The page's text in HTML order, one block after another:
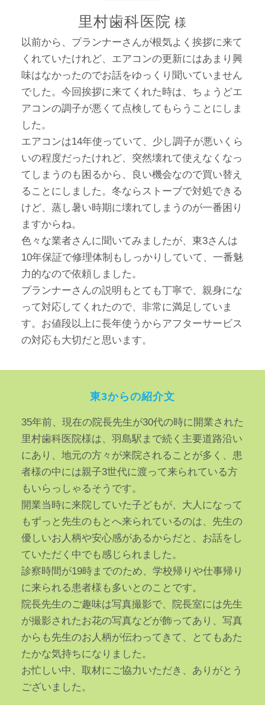
里村歯科医院
以前から、プランナーさんが根気よく挨拶に来て
くれていたけれど、エアコンの更新にはあまり興
味はなかったのでお話をゆっくり聞いていません
でした。今回挨拶に来てくれた時は、ちょうどエ
アコンの調子が悪くて点検してもらうことにしま
した。
エアコンは14年使っていて、少し調子が悪いくら
いの程度だったけれど、突然壊れて使えなくなっ
てしまうのも困るから、良い機会なので買い替え
ることにしました。冬ならストーブで対処できる
けど、蒸し暑い時期に壊れてしまうのが一番困り
ますからね。
色々な業者さんに聞いてみましたが、東3さんは
10年保証で修理体制もしっかりしていて、一番魅
力的なので依頼しました。
プランナーさんの説明もとても丁寧で、親身にな
って対応してくれたので、非常に満足していま
す。お値段以上に長年使うからアフターサービス
の対応も大切だと思います。
東3からの紹介文
35年前、現在の院長先生が30代の時に開業された
里村歯科医院様は、羽島駅まで続く主要道路沿い
にあり、地元の方々が来院されることが多く、患
者様の中には親子3世代に渡って来られている方
もいらっしゃるそうです。
開業当時に来院していた子どもが、大人になって
もずっと先生のもとへ来られているのは、先生の
優しいお人柄や安心感があるからだと、お話をし
ていただく中でも感じられました。
診察時間が19時までのため、学校帰りや仕事帰り
に来られる患者様も多いとのことです。
院長先生のご趣味は写真撮影で、院長室には先生
が撮影されたお花の写真などが飾ってあり、写真
からも先生のお人柄が伝わってきて、とてもあた
たかな気持ちになりました。
お忙しい中、取材にご協力いただき、ありがとう
ございました。